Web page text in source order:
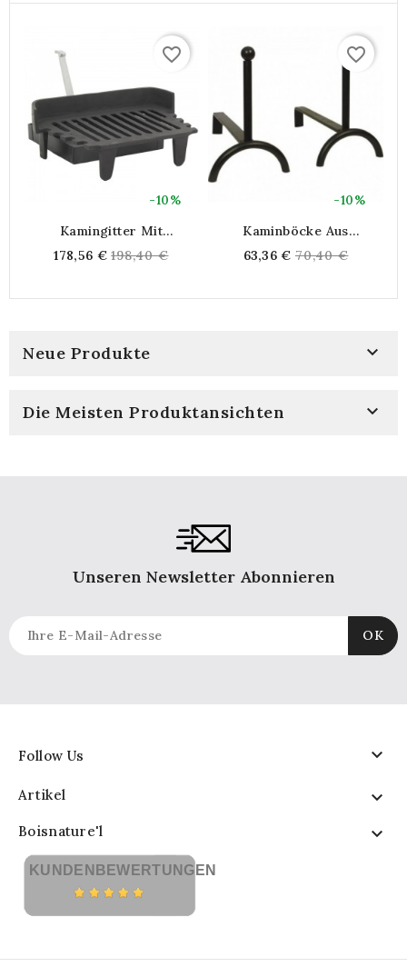
-10%
favorite_border
Kamingitter Mit
178,56 € Regular
198,40 €
-10%
favorite_border
Kaminböcke Aus
63,36 € Regular
70,40 €
Neue Produkte 
Die Meisten Produktansichten 
Unseren Newsletter Abonnieren
Follow Us 
Artikel 
Boisnature'l 
KUNDENBEWERTUNGEN